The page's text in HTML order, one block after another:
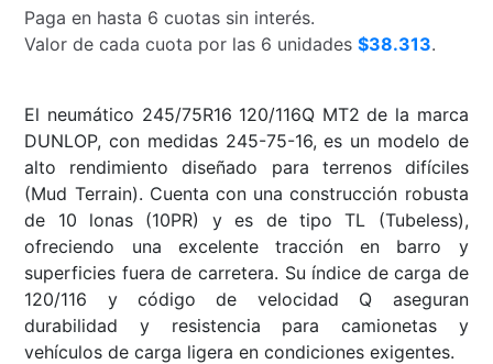
$459.750.
$229.875.
Paga en hasta 6 cuotas sin interés.
Valor de cada cuota por las 6 unidades$38.313.
El neumático 245/75R16 120/116Q MT2 de la marca
DUNLOP, con medidas 245-75-16, es un modelo de
alto rendimiento diseñado para terrenos difíciles
(Mud Terrain). Cuenta con una construcción robusta
de 10 lonas (10PR) y es de tipo TL (Tubeless),
ofreciendo una excelente tracción en barro y
superficies fuera de carretera. Su índice de carga de
120/116 y código de velocidad Q aseguran
durabilidad y resistencia para camionetas y
vehículos de carga ligera en condiciones exigentes.